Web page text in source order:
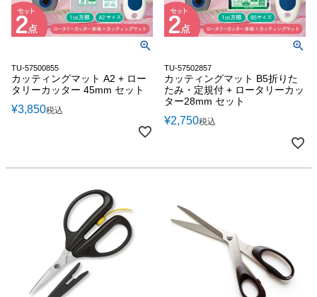
TU-57500855
カッティングマット A2 + ロー
タリーカッター 45mm セット
¥3,850税込
TU-57502857
カッティングマット B5折りた
たみ・定規付 + ロータリーカッ
ター28mm セット
¥2,750税込